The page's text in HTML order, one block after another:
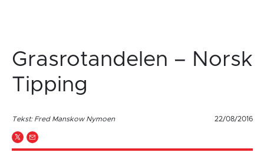
Grasrotandelen – Norsk
Tipping
Tekst: Fred Manskow Nymoen 22/08/2016